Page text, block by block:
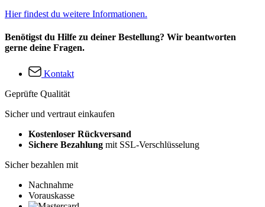
Hier findest du weitere Informationen.
Benötigst du Hilfe zu deiner Bestellung? Wir beantworten
gerne deine Fragen.
Kontakt
Geprüfte Qualität
Sicher und vertraut einkaufen
Kostenloser Rückversand
Sichere Bezahlung mit SSL-Verschlüsselung
Sicher bezahlen mit
Nachnahme
Vorauskasse